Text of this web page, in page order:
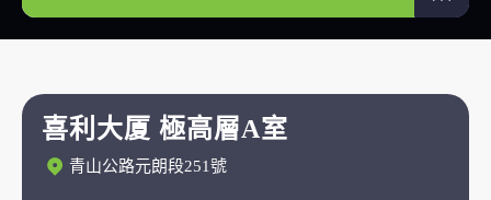
喜利大厦 極高層A室
青山公路元朗段251號